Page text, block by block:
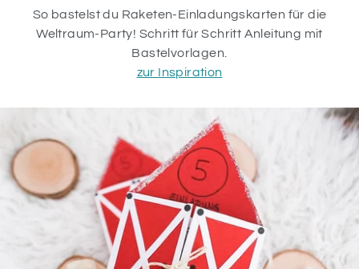
So bastelst du Raketen-Einladungskarten für die
Weltraum-Party! Schritt für Schritt Anleitung mit
Bastelvorlagen.
zur Inspiration